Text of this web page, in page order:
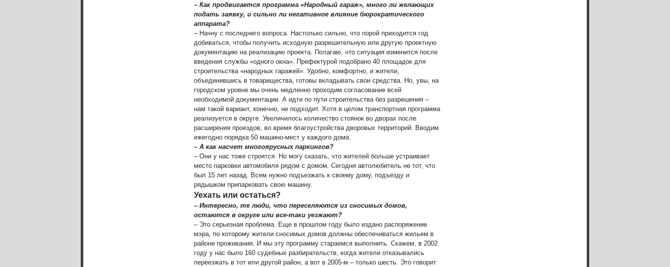
– Как продвигается программа «Народный гараж», много ли желающих
подать заявку, и сильно ли негативное влияние бюрократического
аппарата?
– Начну с последнего вопроса. Настолько сильно, что порой приходится год
добиваться, чтобы получить исходную разрешительную или другую проектную
документацию на реализацию проекта. Полагаю, что ситуация изменится после
введения службы «одного окна». Префектурой подобрано 40 площадок для
строительства «народных гаражей». Удобно, комфортно, и жители,
объединившись в товарищества, готовы вкладывать свои средства. Но, увы, на
городском уровне мы очень медленно проходим согласование всей
необходимой документации. А идти по пути строительства без разрешения –
нам такой вариант, конечно, не подходит. Хотя в целом транспортная программа
реализуется в округе. Увеличилось количество стоянок во дворах после
расширения проездов, во время благоустройства дворовых территорий. Вводим
ежегодно порядка 50 машино-мест у каждого дома.
– А как насчет многоярусных паркингов?
– Они у нас тоже строятся. Но могу сказать, что жителей больше устраивает
место парковки автомобиля рядом с домом. Сегодня автолюбитель не тот, что
был 15 лет назад. Всем нужно подъезжать к своему дому, подъезду и
рядышком припарковать свою машину.
Уехать или остаться?
– Интересно, те люди, что переселяются из сносимых домов,
остаются в округе или все-таки уезжают?
– Это серьезная проблема. Еще в прошлом году было издано распоряжение
мэра, по которому жители сносимых домов должны обеспечиваться жильем в
районе проживания. И мы эту программу стараемся выполнить. Скажем, в 2002
году у нас было 160 судебных разбирательств, когда жители отказывались
переезжать в тот или другой район, а вот в 2005-м – только шесть. Это говорит